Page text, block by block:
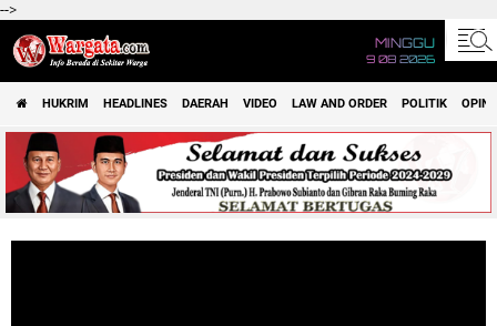
-->
MINGGU
9 08 2026
HUKRIM HEADLINES DAERAH VIDEO LAW AND ORDER POLITIK OPINI